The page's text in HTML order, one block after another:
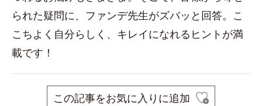
られた疑問に、ファンデ先生がズバッと回答。こ
こちよく自分らしく、キレイになれるヒントが満
載です！
この記事をお気に入りに追加